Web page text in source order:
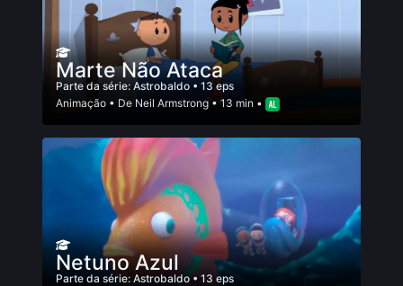
Marte Não Ataca
Parte da série: Astrobaldo • 13 eps
Animação • De Neil Armstrong • 13 min •
Netuno Azul
Parte da série: Astrobaldo • 13 eps